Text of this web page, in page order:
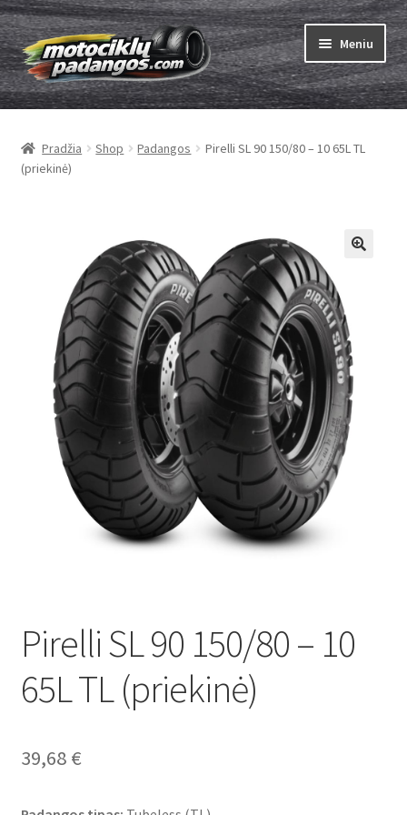
Pereiti
prie
meniu
Pereiti
prie
turinio
Meniu
Padangos
menu
Kameros
menu
Kaip užsisakyti
Brand
Kontaktai
Pradžia Shop Padangos
Pirelli SL 90 150/80 – 10 65L TL
(priekinė)
Pirelli SL 90 150/80 – 10
65L TL (priekinė)
39,68 €